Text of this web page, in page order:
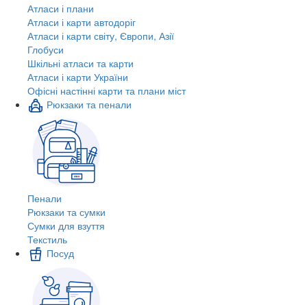
Атласи і плани
Атласи і карти автодоріг
Атласи і карти світу, Європи, Азії
Глобуси
Шкільні атласи та карти
Атласи і карти України
Офісні настінні карти та плани міст
Рюкзаки та пенали
Пенали
Рюкзаки та сумки
Сумки для взуття
Текстиль
Посуд